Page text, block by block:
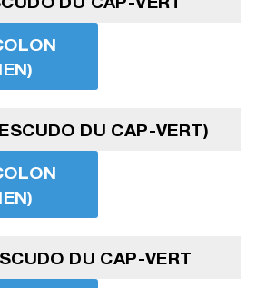
DU CAP-VERT)
DU CAP-VERT